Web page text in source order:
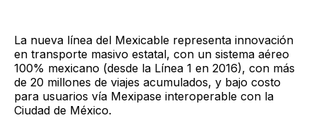
La nueva línea del Mexicable representa innovación
en transporte masivo estatal, con un sistema aéreo
100% mexicano (desde la Línea 1 en 2016), con más
de 20 millones de viajes acumulados, y bajo costo
para usuarios vía Mexipase interoperable con la
Ciudad de México.